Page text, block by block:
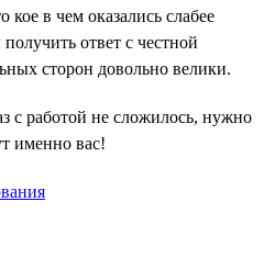
кое в чем оказались слабее
ответ с честной
сторон довольно велики.
с работой не сложилось, нужно
именно вас!